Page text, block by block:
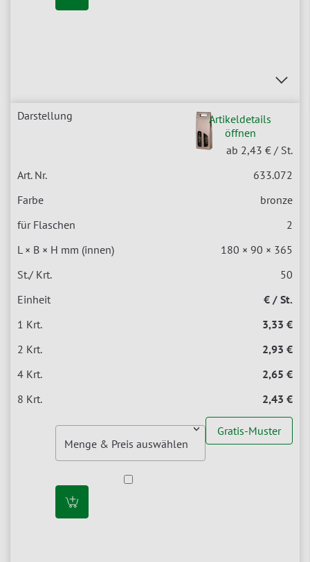
Artikeldetails
öffnen
ab 2,43 € / St.
633.072
bronze
2
180 × 90 × 365
50
€ / St.
3,33 €
2,93 €
2,65 €
2,43 €
Gratis-Muster